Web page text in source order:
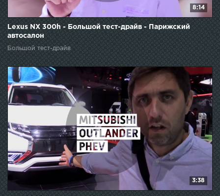
8:14
Lexus NX 300h - Большой тест-драйв - Парижский
автосалон
Большой тест-драйв
3:38